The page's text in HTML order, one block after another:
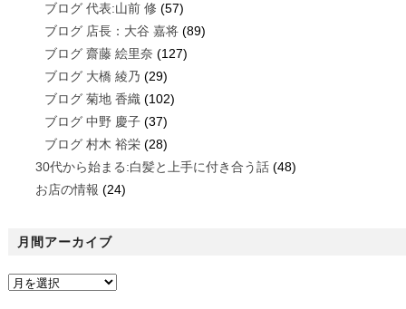
ブログ 代表:山前 修 (57)
ブログ 店長：大谷 嘉将(89)
ブログ 齋藤 絵里奈 (127)
ブログ 大橋 綾乃 (29)
ブログ 菊地 香織(102)
ブログ 中野 慶子(37)
ブログ 村木 裕栄(28)
30代から始まる:白髪と上手に付き合う話(48)
お店の情報 (24)
月間アーカイブ